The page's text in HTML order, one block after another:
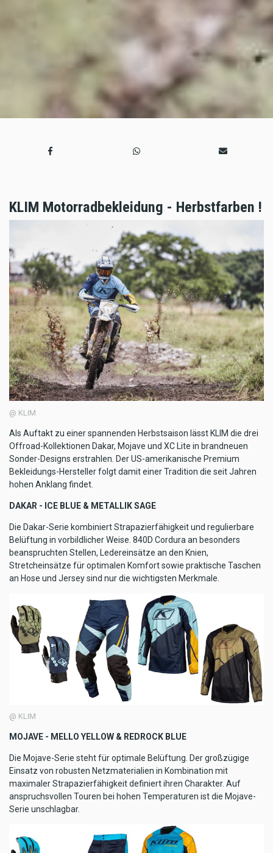
KLIM Motorradbekleidung - Herbstfarben !
@ KLIM
Als Auftakt zu einer spannenden Herbstsaison lässt KLIM die drei
Offroad-Kollektionen Dakar, Mojave und XC Lite in brandneuen
Sonder-Designs erstrahlen. Der US-amerikanische Premium
Bekleidungs-Hersteller folgt damit einer Tradition die seit Jahren
hohen Anklang findet.
DAKAR - ICE BLUE & METALLIK SAGE
Die Dakar-Serie kombiniert Strapazierfähigkeit und regulierbare
Belüftung in vorbildlicher Weise. 840D Cordura an besonders
beanspruchten Stellen, Ledereinsätze an den Knien,
Stretcheinsätze für optimalen Komfort sowie praktische Taschen
an Hose und Jersey sind nur die wichtigsten Merkmale.
@ KLIM
MOJAVE - MELLO YELLOW & REDROCK BLUE
Die Mojave-Serie steht für optimale Belüftung. Der großzügige
Einsatz von robusten Netzmaterialien in Kombination mit
maximaler Strapazierfähigkeit definiert ihren Charakter. Auf
anspruchsvollen Touren bei hohen Temperaturen ist die Mojave-
Serie unschlagbar.